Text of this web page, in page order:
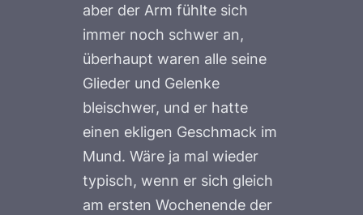
aber der Arm fühlte sich
immer noch schwer an,
überhaupt waren alle seine
Glieder und Gelenke
bleischwer, und er hatte
einen ekligen Geschmack im
Mund. Wäre ja mal wieder
typisch, wenn er sich gleich
am ersten Wochenende der